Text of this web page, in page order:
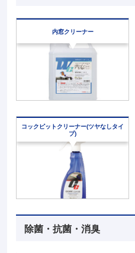
内窓クリーナー
コックピットクリーナー(ツヤなしタイ
プ)
除菌・抗菌・消臭